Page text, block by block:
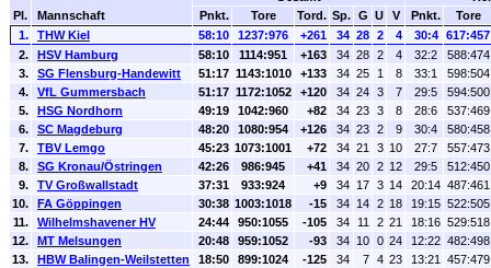
Pl. Mannschaft
Pnkt.
Tore Tord. Sp. G U V Pnkt.
Tore
1.
THW Kiel 58:10 1237:976 +261 34 28 2 4 30:4
617:457
2.
HSV Hamburg 58:10 1114:951 +163 34 28 2 4 32:2
588:474
3.
SG Flensburg-Handewitt 51:17 1143:1010 +133 34 25 1 8 33:1
598:504
4.
VfL Gummersbach 51:17 1172:1052 +120 34 24 3 7 29:5
594:500
5.
HSG Nordhorn 49:19 1042:960 +82 34 23 3 8 28:6
537:469
6.
SC Magdeburg 48:20 1080:954 +126 34 23 2 9 30:4
580:458
7.
TBV Lemgo 45:23 1073:1001 +72 34 21 3 10 27:7
557:473
8.
SG Kronau/Östringen 42:26 986:945 +41 34 20 2 12 29:5
512:450
9.
TV Großwallstadt 37:31 933:924 +9 34 17 3 14 20:14 487:461
10.
FA Göppingen 30:38 1003:1018 -15 34 14 2 18 19:15 522:505
11.
Wilhelmshavener HV 24:44 950:1055 -105 34 11 2 21 18:16 529:518
12.
MT Melsungen 20:48 959:1052 -93 34 10 0 24 12:22 482:498
13.
HBW Balingen-Weilstetten 18:50 899:1024 -125 34 7 4 23 13:21
457:479